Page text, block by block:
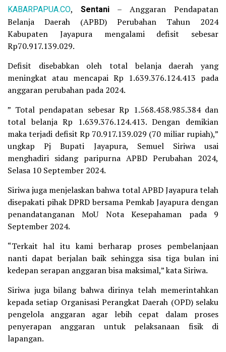
KABARPAPUA.CO, Sentani – Anggaran Pendapatan
Belanja Daerah (APBD) Perubahan Tahun 2024
Kabupaten Jayapura mengalami defisit sebesar
Rp70.917.139.029.
Defisit disebabkan oleh total belanja daerah yang
meningkat atau mencapai Rp 1.639.376.124.413 pada
anggaran perubahan pada 2024.
” Total pendapatan sebesar Rp 1.568.458.985.384 dan
total belanja Rp 1.639.376.124.413. Dengan demikian
maka terjadi defisit Rp 70.917.139.029 (70 miliar rupiah),”
ungkap Pj Bupati Jayapura, Semuel Siriwa usai
menghadiri sidang paripurna APBD Perubahan 2024,
Selasa 10 September 2024.
Siriwa juga menjelaskan bahwa total APBD Jayapura telah
disepakati pihak DPRD bersama Pemkab Jayapura dengan
penandatanganan MoU Nota Kesepahaman pada 9
September 2024.
“Terkait hal itu kami berharap proses pembelanjaan
nanti dapat berjalan baik sehingga sisa tiga bulan ini
kedepan serapan anggaran bisa maksimal,” kata Siriwa.
Siriwa juga bilang bahwa dirinya telah memerintahkan
kepada setiap Organisasi Perangkat Daerah (OPD) selaku
pengelola anggaran agar lebih cepat dalam proses
penyerapan anggaran untuk pelaksanaan fisik di
lapangan.